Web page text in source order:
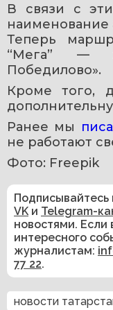
В связи с
наименование
Теперь
“Мега” —
Победилово».
Кроме того,
Ранее мы
не работают
Фото: Freepik
VK и Telegram-
новостями. Если
интересного
журналистам:
77 22.
новости